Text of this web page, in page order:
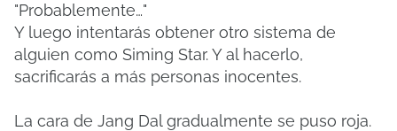
"Probablemente…"
Y luego intentarás obtener otro sistema de
alguien como Siming Star. Y al hacerlo,
sacrificarás a más personas inocentes.
La cara de Jang Dal gradualmente se puso roja.